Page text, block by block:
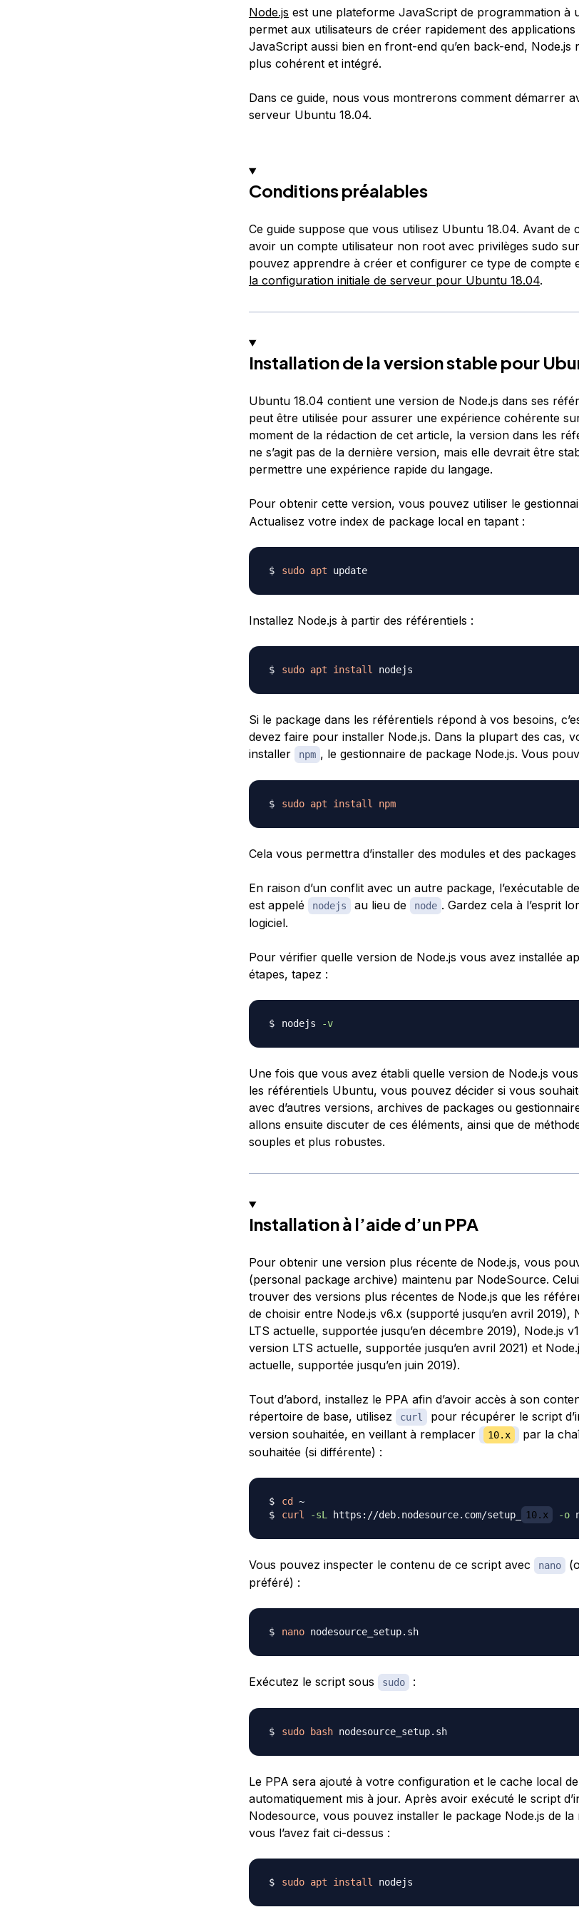
Node.js est une plateforme JavaScript de programmation à
permet aux utilisateurs de créer rapidement des
JavaScript aussi bien en front-end qu’en back-end, Node.js
plus cohérent et intégré.
Dans ce guide, nous vous montrerons comment démarrer
serveur Ubuntu 18.04.
Conditions préalables
Ce guide suppose que vous utilisez Ubuntu 18.04. Avant de
avoir un compte utilisateur non root avec privilèges sudo
pouvez apprendre à créer et configurer ce type de compte
la configuration initiale de serveur pour Ubuntu 18.04.
Installation de la version stable pour
Ubuntu 18.04 contient une version de Node.js dans ses
peut être utilisée pour assurer une expérience cohérente
moment de la rédaction de cet article, la version dans les
ne s’agit pas de la dernière version, mais elle devrait être
permettre une expérience rapide du langage.
Pour obtenir cette version, vous pouvez utiliser le
Actualisez votre index de package local en tapant :
sudo apt update
Installez Node.js à partir des référentiels :
sudo apt install
Si le package dans les référentiels répond à vos besoins,
devez faire pour installer Node.js. Dans la plupart des cas,
installer
npm , le gestionnaire de package Node.js. Vous
sudo apt install npm
Cela vous permettra d’installer des modules et des
En raison d’un conflit avec un autre package, l’exécutable
est appelé
nodejs au lieu de node . Gardez cela à l’esprit
logiciel.
Pour vérifier quelle version de Node.js vous avez installée
étapes, tapez :
nodejs -v
Une fois que vous avez établi quelle version de Node.js
les référentiels Ubuntu, vous pouvez décider si vous
avec d’autres versions, archives de packages ou
allons ensuite discuter de ces éléments, ainsi que de
souples et plus robustes.
Installation à l’aide d’un PPA
Pour obtenir une version plus récente de Node.js, vous
(personal package archive) maintenu par NodeSource.
trouver des versions plus récentes de Node.js que les
de choisir entre Node.js v6.x (supporté jusqu’en avril 2019),
LTS actuelle, supportée jusqu’en décembre 2019), Node.js
version LTS actuelle, supportée jusqu’en avril 2021) et
actuelle, supportée jusqu’en juin 2019).
Tout d’abord, installez le PPA afin d’avoir accès à son
répertoire de base, utilisez
curl
pour récupérer le script
version souhaitée, en veillant à remplacer
10.x
par la
souhaitée (si différente) :
cd
~
curl
-sL https://deb.nodesource.com/setup_ 10.x -o
Vous pouvez inspecter le contenu de ce script avec nano
préféré) :
nano nodesource_setup.sh
Exécutez le script sous sudo :
sudo bash nodesource_setup.sh
Le PPA sera ajouté à votre configuration et le cache local
automatiquement mis à jour. Après avoir exécuté le script
Nodesource, vous pouvez installer le package Node.js de la
vous l’avez fait ci-dessus :
sudo apt install